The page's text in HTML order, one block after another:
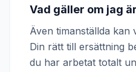
Vad gäller om jag
Även timanställda kan
Din rätt till ersättning
du har arbetat totalt